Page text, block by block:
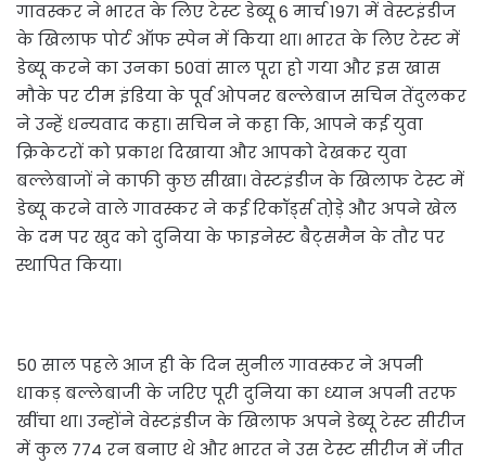
गावस्कर ने भारत के लिए टेस्ट डेब्यू 6 मार्च 1971 में वेस्टइंडीज
के खिलाफ पोर्ट ऑफ स्पेन में किया था। भारत के लिए टेस्ट में
डेब्यू करने का उनका 50वां साल पूरा हो गया और इस खास
मौके पर टीम इंडिया के पूर्व ओपनर बल्लेबाज सचिन तेंदुलकर
ने उन्हें धन्यवाद कहा। सचिन ने कहा कि, आपने कई युवा
क्रिकेटरों को प्रकाश दिखाया और आपको देखकर युवा
बल्लेबाजों ने काफी कुछ सीखा। वेस्टइंडीज के खिलाफ टेस्ट में
डेब्यू करने वाले गावस्कर ने कई रिकॉर्ड्स तो़ड़े और अपने खेल
के दम पर खुद को दुनिया के फाइनेस्ट बैट्समैन के तौर पर
स्थापित किया।
50 साल पहले आज ही के दिन सुनील गावस्कर ने अपनी
धाकड़ बल्लेबाजी के जरिए पूरी दुनिया का ध्यान अपनी तरफ
खींचा था। उन्होंने वेस्टइंडीज के खिलाफ अपने डेब्यू टेस्ट सीरीज
में कुल 774 रन बनाए थे और भारत ने उस टेस्ट सीरीज में जीत